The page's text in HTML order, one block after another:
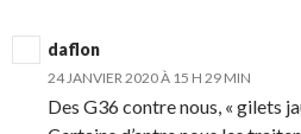
daflon
24 JANVIER 2020 À 15 H 29 MIN
Des G36 contre nous, « gilets